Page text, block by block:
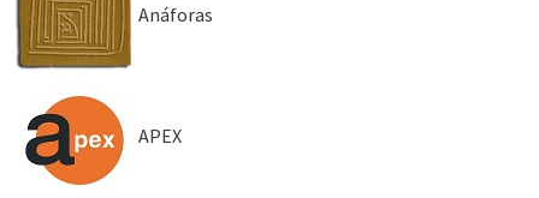
Anáforas
APEX